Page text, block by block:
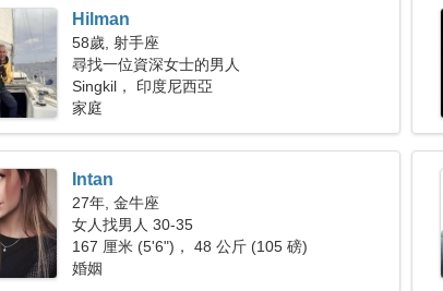
Hilman
58歲, 射手座
尋找一位資深女士的男人
Singkil， 印度尼西亞
家庭
Intan
27年, 金牛座
女人找男人 30-35
167 厘米 (5'6")， 48 公斤 (105 磅)
婚姻